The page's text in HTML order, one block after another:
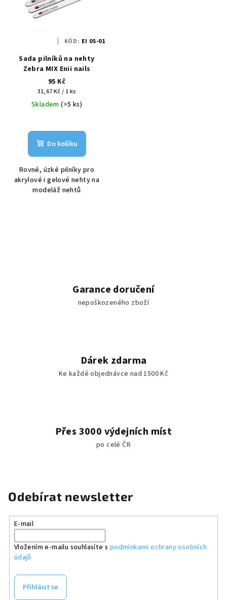
Sada pilníků na nehty
Zebra MIX Enii nails
95 Kč
Měrná
cena:
31,67 Kč / 1 ks
Skladem(>5 ks)
Do košíku
Rovné, úzké pilníky pro
akrylové i gelové nehty na
modeláž nehtů
KÓD: EI 05-01
Garance doručení
nepoškozeného zboží
Dárek zdarma
Ke každé objednávce nad 1500 Kč
Přes 3000 výdejních míst
po celé ČR
Odebírat newsletter
E-mail
Vložením e-mailu souhlasíte s podmínkami ochrany osobních
údajů
Přihlásit se